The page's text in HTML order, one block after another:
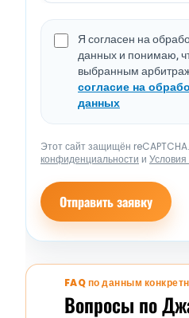
Я согласен на
данных и понимаю,
выбранным
согласие на
данных
Этот сайт защищён
конфиденциальности и Условия
Отправить заявку
FAQ по данным
Вопросы по